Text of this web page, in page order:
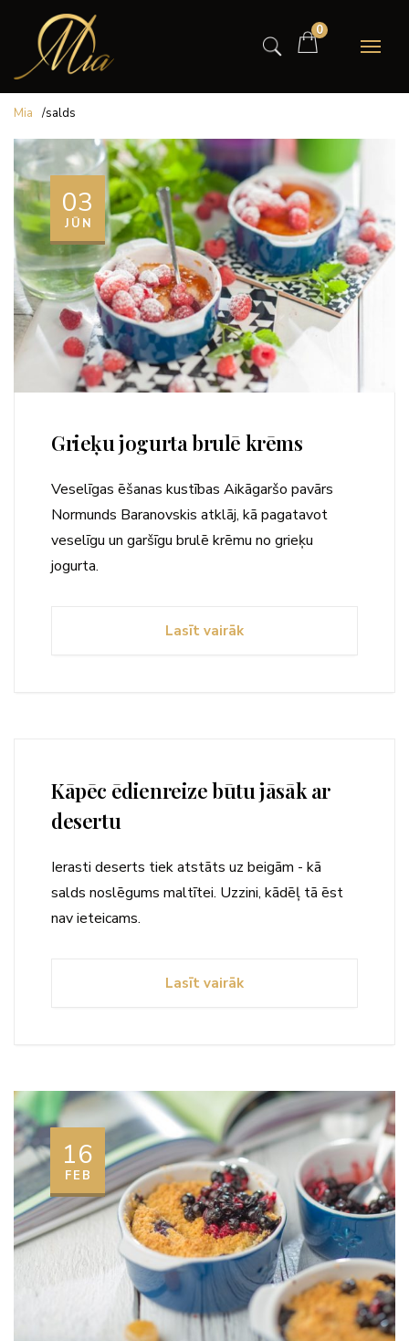
0
Mia /salds
03
JŪN
Grieķu jogurta brulē krēms
Veselīgas ēšanas kustības Aikāgaršo pavārs
Normunds Baranovskis atklāj, kā pagatavot
veselīgu un garšīgu brulē krēmu no grieķu
jogurta.
Lasīt vairāk
Kāpēc ēdienreize būtu jāsāk ar
desertu
Ierasti deserts tiek atstāts uz beigām - kā
salds noslēgums maltītei. Uzzini, kādēļ tā ēst
nav ieteicams.
Lasīt vairāk
16
FEB